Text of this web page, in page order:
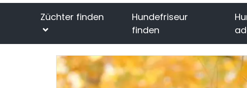
Züchter finden
Hundefriseur
finden